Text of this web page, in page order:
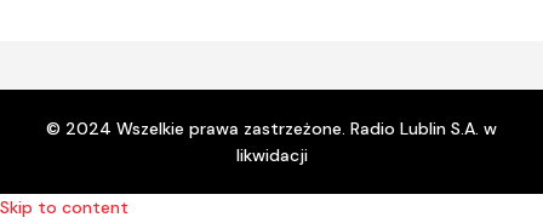
© 2024 Wszelkie prawa zastrzeżone. Radio Lublin S.A. w
likwidacji
Skip to content